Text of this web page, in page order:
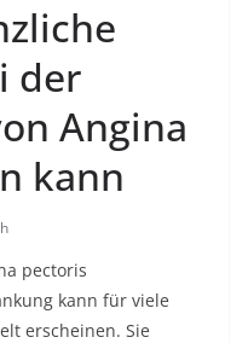
der
Angina
kann
pectoris
kann für viele
erscheinen. Sie